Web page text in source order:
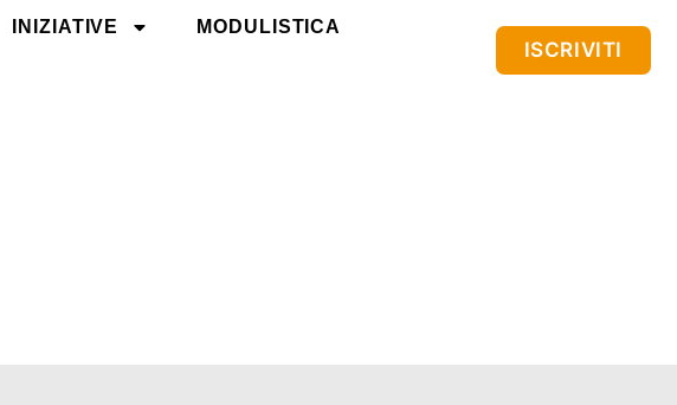
INIZIATIVE MODULISTICA
ISCRIVITI